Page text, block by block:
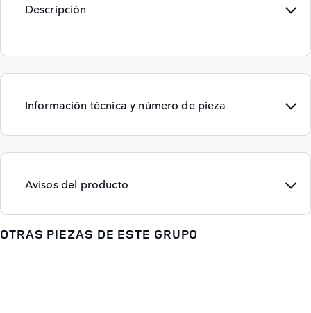
Descripción
Información técnica y número de pieza
Avisos del producto
OTRAS PIEZAS DE ESTE GRUPO